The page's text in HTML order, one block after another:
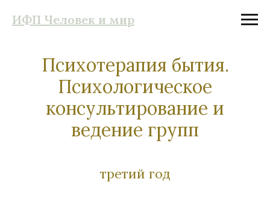
ИФП Человек и мир
Психотерапия бытия.
Психологическое
консультирование и
ведение групп
третий год